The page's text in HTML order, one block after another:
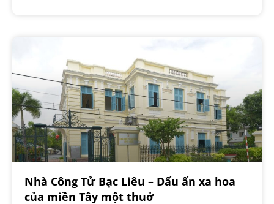
Nhà Công Tử Bạc Liêu – Dấu ấn xa hoa
của miền Tây một thuở